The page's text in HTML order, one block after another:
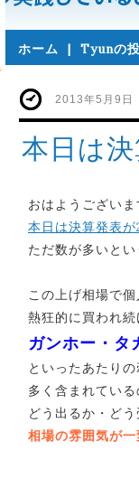
ホーム | Tyunの
2013年5月9日
本日は
おはようございま
本日は決算発表が
ただ数が多いとい
この上げ相場で
熱狂的に買われ続
ガンホー・タ
といったあたり
多く含まれてい
どう出るか・ど
相場の雰囲気が